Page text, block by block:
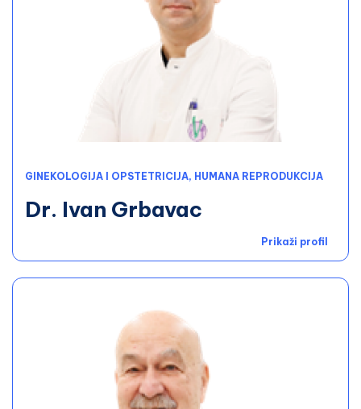
GINEKOLOGIJA I OPSTETRICIJA, HUMANA REPRODUKCIJA
Dr. Ivan Grbavac
Prikaži profil